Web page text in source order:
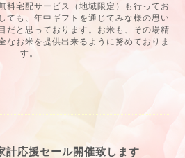
料宅配サービス（地域限定）も行ってお
ても、年中ギフトを通じてみな様の思い
だと思っております。お米も、その場精
なお米を提供出来るように努めておりま
す。
計応援セール開催致します